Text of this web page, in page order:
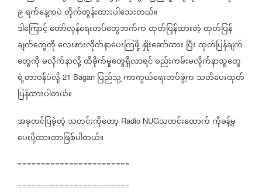
၉ရက်နေ့ကပဲတိုက်တွန်းထားပါသေးတယ်။
ဒါကြောင့်တော်လှန်ရေးတပ်တွေဘက်ကထုတ်ပြန်ထားတဲ့ထုတ်ပြန်
ချက်တွေကိုလေးစားလိုက်နာပေးကြဖို့နှိုးဆော်ထား ပြီးထုတ်ပြန်ချက်
တွေကိုမလိုက်နာလို့ထိခိုက်မှုတွေရှိလာရင်စည်းကမ်းမလိုက်နာသူတွေ
ရဲ့တာဝန်ပဲလို့ 21 Bagan ပြည်သူ့ကာကွယ်ရေးတပ်ဖွဲ့က သတိပေးထုတ်
ပြန်ထားပါတယ်။
အခုတင်ပြခဲ့တဲ့ သတင်း‌ကိုတော့ Radio NUGသတင်းထောက်ကိုခန့်မှ
ပေးပို့ထားတာဖြစ်ပါတယ်။
========================
========================